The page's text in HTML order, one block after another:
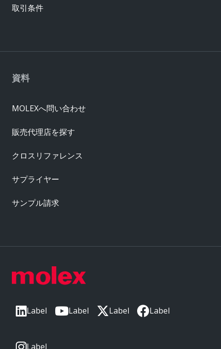
Label Label Label Label
Label
資料
MOLEXへ問い合わせ
販売代理店を探す
クロスリファレンス
サプライヤー
サンプル請求
取引条件